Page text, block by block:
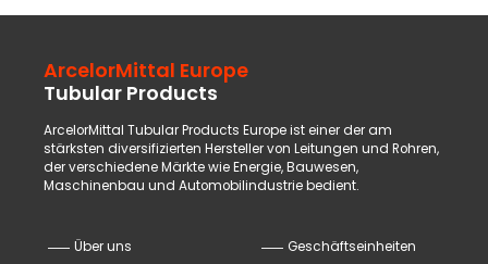
ArcelorMittal Europe
Tubular Products
ArcelorMittal Tubular Products Europe ist einer der am
stärksten diversifizierten Hersteller von Leitungen und Rohren,
der verschiedene Märkte wie Energie, Bauwesen,
Maschinenbau und Automobilindustrie bedient.
Über uns
Geschäftseinheiten